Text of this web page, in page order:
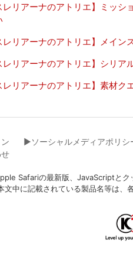
レリアーナのアトリエ】ミッシ
レリアーナのアトリエ】メイン
レリアーナのアトリエ】シリア
レリアーナのアトリエ】素材ク
▶︎ソーシャルメディアポリシ
Safariの最新版、JavaScriptと
中に記載されている製品名等は、